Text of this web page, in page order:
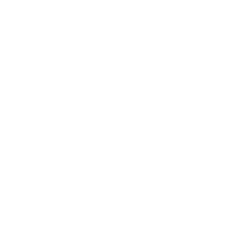
Pro. Cela vous permet de
à des fonctionnalités telles
avec ce stylet ! Vous le
portable. Il s'agit d'une housse
la verticale. Il est également
précision !